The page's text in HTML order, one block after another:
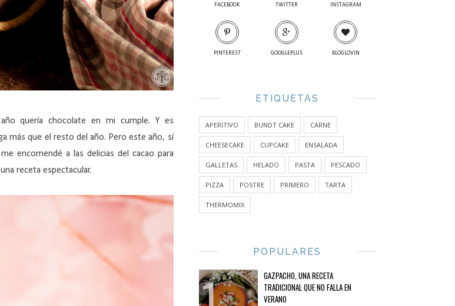
quería chocolate en mi cumple. Y es
más que el resto del año. Pero este año, sí
meencomendé a las delicias del cacao para
receta espectacular.
FACEBOOK TWITTER INSTAGRAM
PINTEREST GOOGLEPLUS BLOGLOVIN
ETIQUETAS
APERITIVO BUNDT CAKE CARNE
CHEESECAKE CUPCAKE ENSALADA
GALLETAS HELADO PASTA PESCADO
PIZZA POSTRE PRIMERO TARTA
THERMOMIX
POPULARES
GAZPACHO, UNA RECETA
TRADICIONAL QUE NO FALLA EN
VERANO